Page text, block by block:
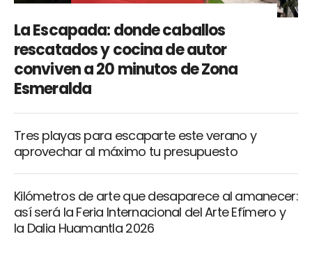
La Escapada: donde caballos
rescatados y cocina de autor
conviven a 20 minutos de Zona
Esmeralda
Tres playas para escaparte este verano y
aprovechar al máximo tu presupuesto
Kilómetros de arte que desaparece al amanecer:
así será la Feria Internacional del Arte Efímero y
la Dalia Huamantla 2026